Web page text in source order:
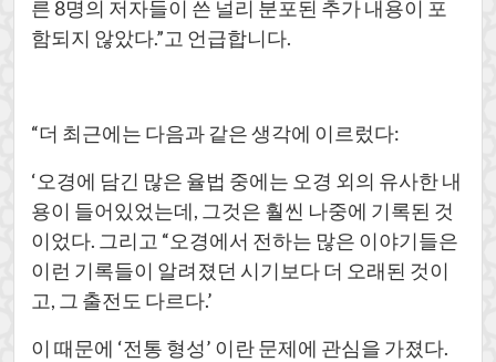
른 8명의 저자들이 쓴 널리 분포된 추가 내용이 포
함되지 않았다.”고 언급합니다.
“더 최근에는 다음과 같은 생각에 이르렀다:
‘오경에 담긴 많은 율법 중에는 오경 외의 유사한 내
용이 들어있었는데, 그것은 훨씬 나중에 기록된 것
이었다. 그리고 “오경에서 전하는 많은 이야기들은
이런 기록들이 알려졌던 시기보다 더 오래된 것이
고, 그 출전도 다르다.’
이 때문에 ‘전통 형성’ 이란 문제에 관심을 가졌다.